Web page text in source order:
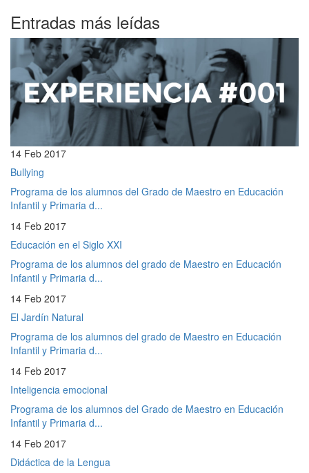
Entradas más leídas
14 Feb 2017
Bullying
Programa de los alumnos del Grado de Maestro en Educación
Infantil y Primaria d...
14 Feb 2017
Educación en el Siglo XXI
Programa de los alumnos del grado de Maestro en Educación
Infantil y Primaria d...
14 Feb 2017
El Jardín Natural
Programa de los alumnos del grado de Maestro en Educación
Infantil y Primaria d...
14 Feb 2017
Inteligencia emocional
Programa de los alumnos del Grado de Maestro en Educación
Infantil y Primaria d...
14 Feb 2017
Didáctica de la Lengua